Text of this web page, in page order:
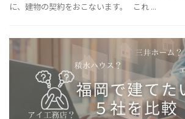
に、建物の契約をおこないます。 これ ...